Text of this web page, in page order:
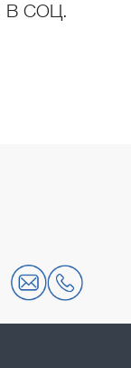
В СОЦ.